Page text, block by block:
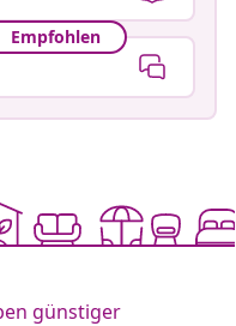
Empfohlen
günstiger